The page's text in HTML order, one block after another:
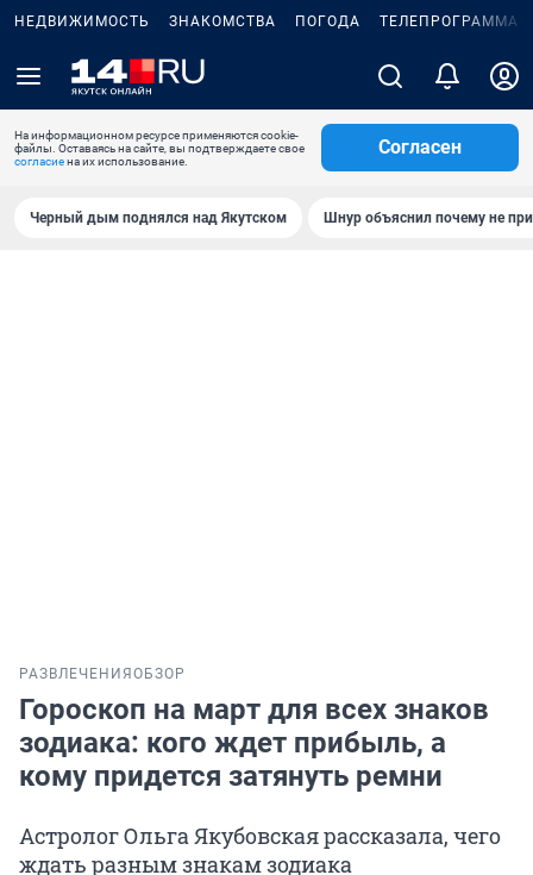
НЕДВИЖИМОСТЬ ЗНАКОМСТВА ПОГОДА ТЕЛЕПРОГРАММА
На информационном ресурсе применяются cookie-
файлы. Оставаясь на сайте, вы подтверждаете свое
согласиена их использование.
Согласен
Черный дым поднялся над Якутском Шнур объяснил почему не
РАЗВЛЕЧЕНИЯ ОБЗОР
Гороскоп на март для всех знаков
зодиака: кого ждет прибыль, а
кому придется затянуть ремни
Астролог Ольга Якубовская рассказала, чего
ждать разным знакам зодиака